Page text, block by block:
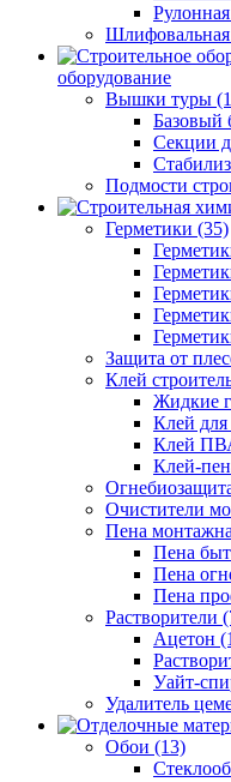
Шлифовальная
оборудование
Вышки туры
Базовый
Секции
Подмости
Герметики (35)
Защита от
Клей
Жидкие
Клей для
Клей
Клей-
Очистители
Пена
Пена
Пена
Пена
Растворители
Ацетон
Уайт-
Удалитель
Обои (13)